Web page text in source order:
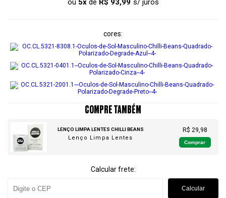
ou 5xde R$ 93,99
cores
COMPRE TAMBÉM
LENÇO LIMPA LENTES CHILLI BEANS
Lenço Limpa Lentes
R$ 29,98
Comprar
Calcular frete:
Calcular